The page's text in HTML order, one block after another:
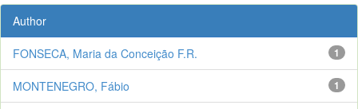
Author
1
FONSECA, Maria da Conceição F.R.
1
MONTENEGRO, Fábio